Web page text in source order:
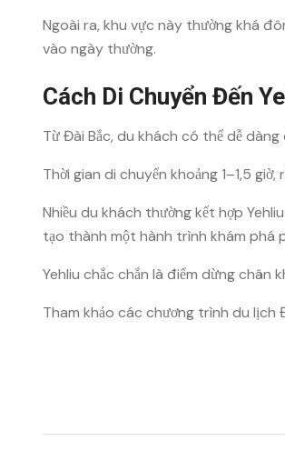
Ngoài ra, khu vực này thường khá
vào ngày thường.
Cách Di Chuyển Đến
Từ Đài Bắc, du khách có thể dễ
Thời gian di chuyển khoảng 1–1,5
Nhiều du khách thường kết hợp
tạo thành một hành trình khám phá
Yehliu chắc chắn là điểm dừng chân
Tham khảo các chương trình du lịch